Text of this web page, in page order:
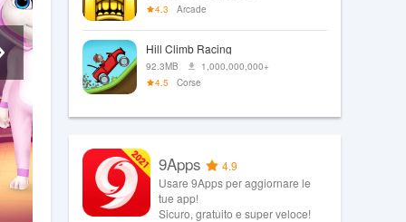
4.3
Arcade
Hill Climb Racing
92.3MB
1,000,000,000+
4.5
Corse
9Apps
4.9
Usare 9Apps per aggiornare le
tue app!
Sicuro, gratuito e super veloce!